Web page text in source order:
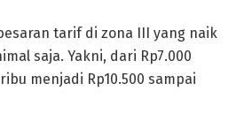
tarif di zona III yang naik
saja. Yakni, dari Rp7.000
menjadi Rp10.500 sampai